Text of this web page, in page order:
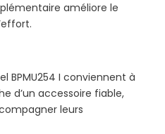
améliore le
BPMU254 I conviennent à
d’un accessoire fiable,
leurs